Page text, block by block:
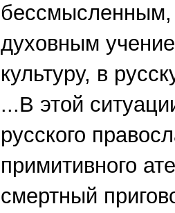
духовным
культуру, в
...В этой
русского
примитивного
смертный